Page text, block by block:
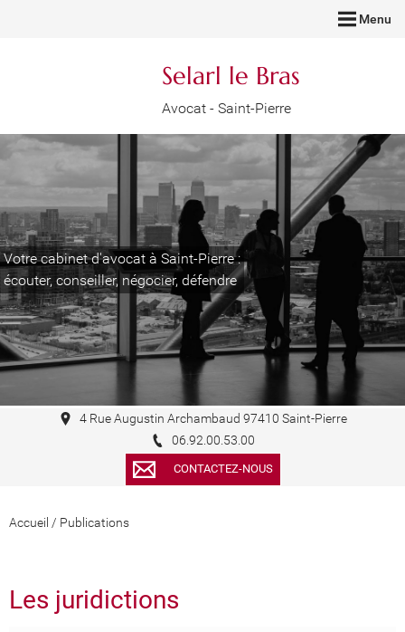
Menu
Selarl le Bras
Avocat - Saint-Pierre
Votre cabinet d'avocat à Saint-Pierre :
écouter, conseiller, négocier, défendre
4 Rue Augustin Archambaud 97410 Saint-Pierre
06.92.00.53.00
CONTACTEZ-NOUS
Accueil / Publications
Les juridictions